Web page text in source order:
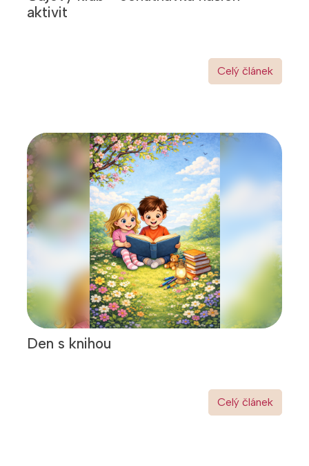
aktivit
Celý článek
Den s knihou
Celý článek